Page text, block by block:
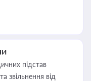
підстав
звільнення від